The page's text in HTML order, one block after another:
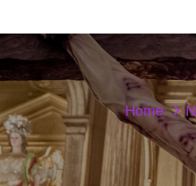
Home